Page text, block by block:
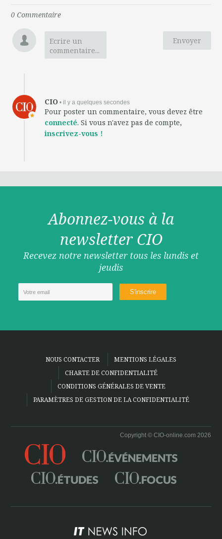
0 Commentaire
Envoyer
Ecrire un
commentaire...
CIO • il y a quelques secondes
Pour poster un commentaire, vous devez être
connecté. Si vous n'avez pas de compte,
inscrivez-vous !
Abonnez-vous à la
newsletter CIO
Recevez notre newsletter tous les lundis et
jeudis
NOUS CONTACTER
MENTIONS LÉGALES
CHARTE DE CONFIDENTIALITÉ
CONDITIONS GÉNÉRALES DE VENTE
PARAMÈTRES DE GESTION DE LA CONFIDENTIALITÉ
Copyright © CIO-online.com 2026